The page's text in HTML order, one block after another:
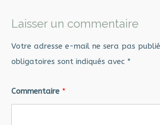
Laisser un commentaire
Votre adresse e-mail ne sera pas
obligatoires sont indiqués avec *
Commentaire *